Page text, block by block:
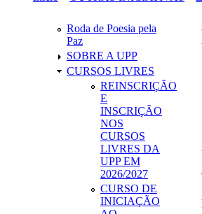
Roda de Poesia pela
Paz
SOBRE A UPP
CURSOS LIVRES
REINSCRIÇÃO
E
INSCRIÇÃO
NOS
CURSOS
LIVRES DA
UPP EM
2026/2027
CURSO DE
INICIAÇÃO